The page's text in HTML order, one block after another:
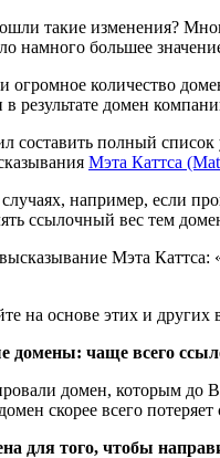
такие изменения?
намного большее
огромное количество
результате домен
составить полный
Мэта Каттса
например, если
ссылочный вес тем
Мэта Каттса:
на основе этих и
домены: чаще всего
домен, которым до
скорее всего
для того, чтобы